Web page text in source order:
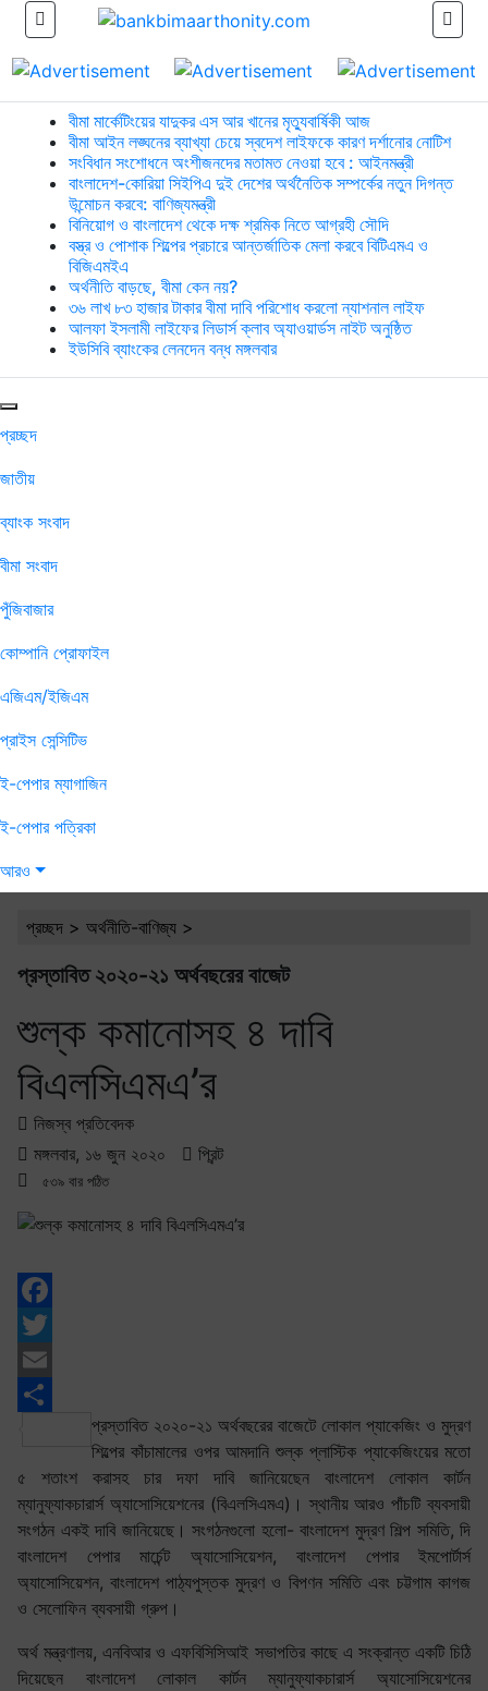
বীমা মার্কেটিংয়ের যাদুকর এস আর খানের মৃত্যুবার্ষিকী আজ
বীমা আইন লঙ্ঘনের ব্যাখ্যা চেয়ে স্বদেশ লাইফকে কারণ দর্শানোর নোটিশ
সংবিধান সংশোধনে অংশীজনদের মতামত নেওয়া হবে : আইনমন্ত্রী
বাংলাদেশ-কোরিয়া সিইপিএ দুই দেশের অর্থনৈতিক সম্পর্কের নতুন দিগন্ত
উন্মোচন করবে: বাণিজ্যমন্ত্রী
বিনিয়োগ ও বাংলাদেশ থেকে দক্ষ শ্রমিক নিতে আগ্রহী সৌদি
বস্ত্র ও পোশাক শিল্পের প্রচারে আন্তর্জাতিক মেলা করবে বিটিএমএ ও
বিজিএমইএ
অর্থনীতি বাড়ছে, বীমা কেন নয়?
৩৬ লাখ ৮৩ হাজার টাকার বীমা দাবি পরিশোধ করলো ন্যাশনাল লাইফ
আলফা ইসলামী লাইফের লিডার্স ক্লাব অ্যাওয়ার্ডস নাইট অনুষ্ঠিত
ইউসিবি ব্যাংকের লেনদেন বন্ধ মঙ্গলবার
প্রচ্ছদ
জাতীয়
ব্যাংক সংবাদ
বীমা সংবাদ
পুঁজিবাজার
কোম্পানি প্রোফাইল
এজিএম/ইজিএম
প্রাইস সেন্সিটিভ
ই-পেপার ম্যাগাজিন
ই-পেপার পত্রিকা
আরও
প্রচ্ছদ > অর্থনীতি-বাণিজ্য >
প্রস্তাবিত ২০২০-২১ অর্থবছরের বাজেট
শুল্ক কমানোসহ ৪ দাবি
বিএলসিএমএ’র
নিজস্ব প্রতিবেদক
মঙ্গলবার, ১৬ জুন ২০২০
প্রিন্ট
৫৩৯ বার পঠিত
Facebook
Twitter
Email
Share
প্রস্তাবিত ২০২০-২১ অর্থবছরের বাজেটে লোকাল প্যাকেজিং ও মুদ্রণ
শিল্পের কাঁচামালের ওপর আমদানি শুল্ক প্লাস্টিক প্যাকেজিংয়ের মতো
৫ শতাংশ করাসহ চার দফা দাবি জানিয়েছেন বাংলাদেশ লোকাল কার্টন
ম্যানুফ্যাকচারার্স অ্যাসোসিয়েশনের (বিএলসিএমএ)। স্থানীয় আরও পাঁচটি ব্যবসায়ী
সংগঠন একই দাবি জানিয়েছে। সংগঠনগুলো হলো- বাংলাদেশ মুদ্রণ শিল্প সমিতি, দি
বাংলাদেশ পেপার মার্চেন্ট অ্যাসোসিয়েশন, বাংলাদেশ পেপার ইমপোর্টার্স
অ্যাসোসিয়েশন, বাংলাদেশ পাঠ্যপুস্তক মুদ্রণ ও বিপণন সমিতি এবং চট্টগাম কাগজ
ও সেলোফিন ব্যবসায়ী গ্রুপ।
অর্থ মন্ত্রণালয়, এনবিআর ও এফবিসিসিআই সভাপতির কাছে এ সংক্রান্ত একটি চিঠি
দিয়েছেন বাংলাদেশ লোকাল কার্টন ম্যানুফ্যাকচারার্স অ্যাসোসিয়েশনের